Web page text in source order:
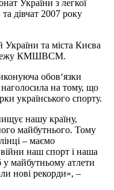
України з легкої
дівчат 2007 року
України та міста Києва
КМШВСМ.
обов‘язки
на тому, що
українського спорту.
нашу країну,
майбутнього. Тому
– маємо
наш спорт і наша
майбутньому атлети
нові рекорди», –